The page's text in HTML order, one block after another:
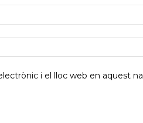
i el lloc web en aquest